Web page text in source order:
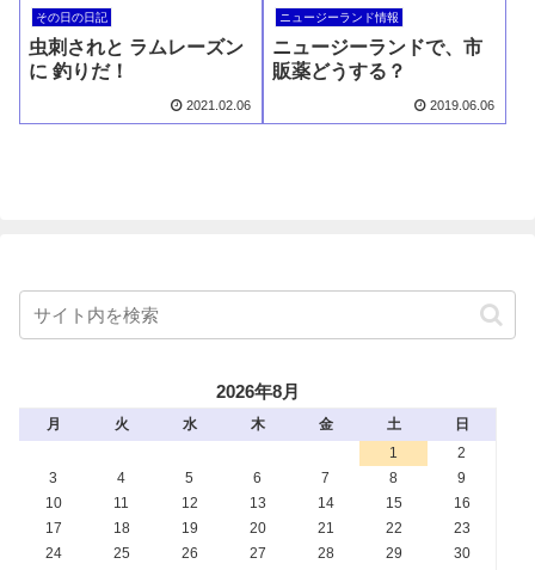
その日の日記
虫刺されと ラムレーズン
に 釣りだ！
2021.02.06
ニュージーランド情報
ニュージーランドで、市
販薬どうする？
2019.06.06
2026年8月
月 火 水 木 金 土
日
1
2
3
4 5 6 7 8
9
10
11 12 13 14 15
16
17
18 19 20 21 22
23
24
25 26 27 28 29 30